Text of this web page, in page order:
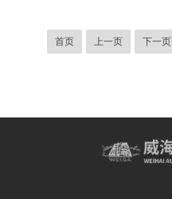
首页 上一页 下一页